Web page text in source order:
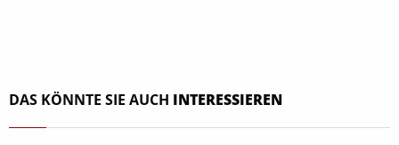
DAS KÖNNTE SIE AUCH INTERESSIEREN